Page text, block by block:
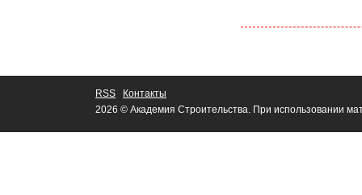
RSS
Контакты
2026 © Академия Строительства. При использовании